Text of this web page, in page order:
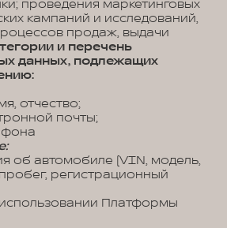
проведения маркетинговых
кампаний и исследований,
продаж, выдачи
и перечень
данных, подлежащих
отчество;
почты;
об автомобиле (VIN, модель,
регистрационный
Платформы